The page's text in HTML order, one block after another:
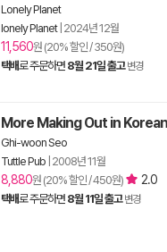
Lonely Planet
lonely Planet| 2024년 12월
11,560원 (20% 할인 / 350원)
택배로 주문하면 8월 21일 출고 변경
More Making Out in
Ghi-woon Seo
Tuttle Pub 2008년 11월
8,880원 (20% 할인 / 450원) 2.0
택배로 주문하면 8월 11일 출고 변경